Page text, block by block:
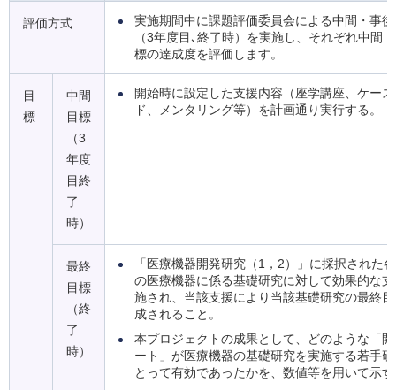
評価方式
実施期間中に課題評価委員会による中間・事
（3年度目､終了時）を実施し、それぞれ中間
標の達成度を評価します。
目
標
中間
目標
（3
年度
目終
了
時）
開始時に設定した支援内容（座学講座、ケー
ド、メンタリング等）を計画通り実行する。
最終
目標
（終
了
時）
「医療機器開発研究（1，2）」に採択された
の医療機器に係る基礎研究に対して効果的な
施され、当該支援により当該基礎研究の最終
成されること。
本プロジェクトの成果として、どのような「
ート」が医療機器の基礎研究を実施する若手
とって有効であったかを、数値等を用いて示